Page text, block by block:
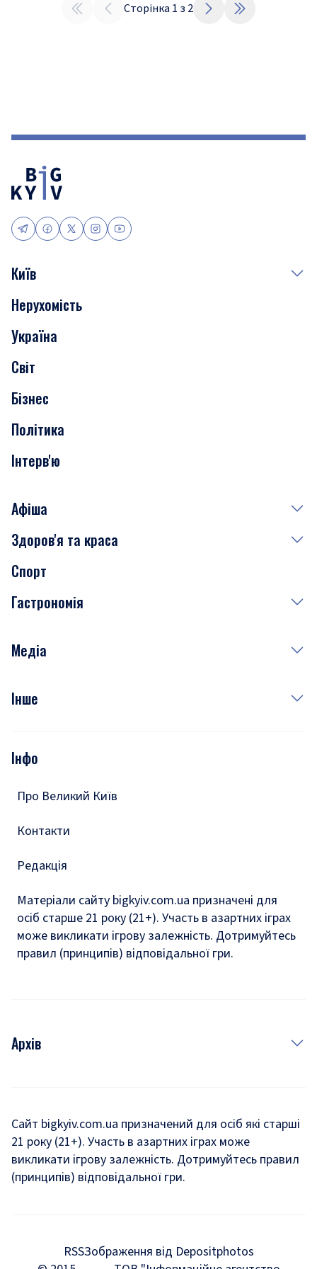
Сторінка 1 з 2
Київ
Події
Скандали
Нерухомість
Транспорт
Нерухомість
Україна
Світ
Бізнес
Політика
Інтерв'ю
Афіша
Сьогодні
Завтра
Субота
Здоров'я та краса
Медицина
Краса
Спорт
Гастрономія
Рецепти
Медіа
Фото
Подкасти
Інше
Тести
Інфо
Про Великий Київ
Контакти
Редакція
Матеріали сайту bigkyiv.com.ua призначені для
осіб старше 21 року (21+). Участь в азартних іграх
може викликати ігрову залежність. Дотримуйтесь
правил (принципів) відповідальної гри.
Архів
Комуналка
Хроніки війни
Мегаполіс
Сайт bigkyiv.com.ua призначений для осіб які старші
21 року (21+). Участь в азартних іграх може
викликати ігрову залежність. Дотримуйтесь правил
(принципів) відповідальної гри.
RSSЗображення від Depositphotos